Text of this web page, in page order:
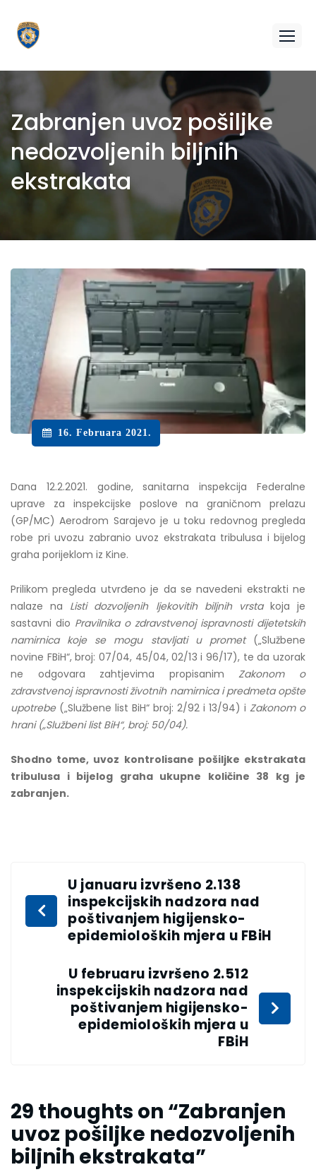
Zabranjen uvoz pošiljke
nedozvoljenih biljnih
ekstrakata
16. Februara 2021.
Dana 12.2.2021. godine, sanitarna inspekcija Federalne
uprave za inspekcijske poslove na graničnom prelazu
(GP/MC) Aerodrom Sarajevo je u toku redovnog pregleda
robe pri uvozu zabranio uvoz ekstrakata tribulusa i bijelog
graha porijeklom iz Kine.
Prilikom pregleda utvrđeno je da se navedeni ekstrakti ne
nalaze na Listi dozvoljenih ljekovitih biljnih vrstakoja je
sastavni dio Pravilnika o zdravstvenoj ispravnosti dijetetskih
namirnica koje se mogu stavljati u promet(„Službene
novine FBiH“, broj: 07/04, 45/04, 02/13 i 96/17), te da uzorak
ne odgovara zahtjevima propisanimZakonom o
zdravstvenoj ispravnosti životnih namirnica i predmeta opšte
upotrebe(„Službene list BiH“ broj: 2/92 i 13/94) i Zakonom o
hrani („Službeni list BiH“, broj: 50/04).
Shodno tome, uvoz kontrolisane pošiljke ekstrakata
tribulusa i bijelog graha ukupne količine 38 kg je
zabranjen.
U januaru izvršeno 2.138
inspekcijskih nadzora nad
poštivanjem higijensko-
epidemioloških mjera u FBiH
U februaru izvršeno 2.512
inspekcijskih nadzora nad
poštivanjem higijensko-
epidemioloških mjera u
FBiH
29 thoughts on “Zabranjen
uvoz pošiljke nedozvoljenih
biljnih ekstrakata”